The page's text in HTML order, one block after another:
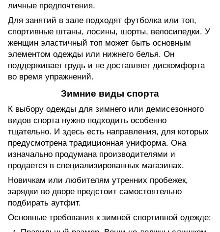
личные предпочтения.
Для занятий в зале подходят футболка или топ,
спортивные штаны, лосины, шорты, велосипедки. У
женщин эластичный топ может быть основным
элементом одежды или нижнего белья. Он
поддерживает грудь и не доставляет дискомфорта
во время упражнений.
Зимние виды спорта
К выбору одежды для зимнего или демисезонного
видов спорта нужно подходить особенно
тщательно. И здесь есть направления, для которых
предусмотрена традиционная униформа. Она
изначально продумана производителями и
продается в специализированных магазинах.
Новичкам или любителям утренних пробежек,
зарядки во дворе предстоит самостоятельно
подбирать аутфит.
Основные требования к зимней спортивной одежде: